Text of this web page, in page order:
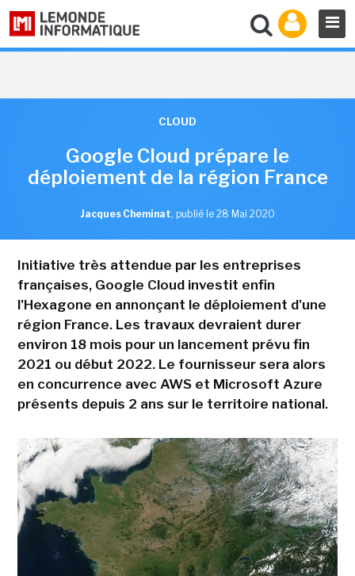
CLOUD
Google Cloud prépare le
déploiement de la région France
Jacques Cheminat, publié le 28 Mai 2020
Initiative très attendue par les entreprises
françaises, Google Cloud investit enfin
l'Hexagone en annonçant le déploiement d'une
région France. Les travaux devraient durer
environ 18 mois pour un lancement prévu fin
2021 ou début 2022. Le fournisseur sera alors
en concurrence avec AWS et Microsoft Azure
présents depuis 2 ans sur le territoire national.